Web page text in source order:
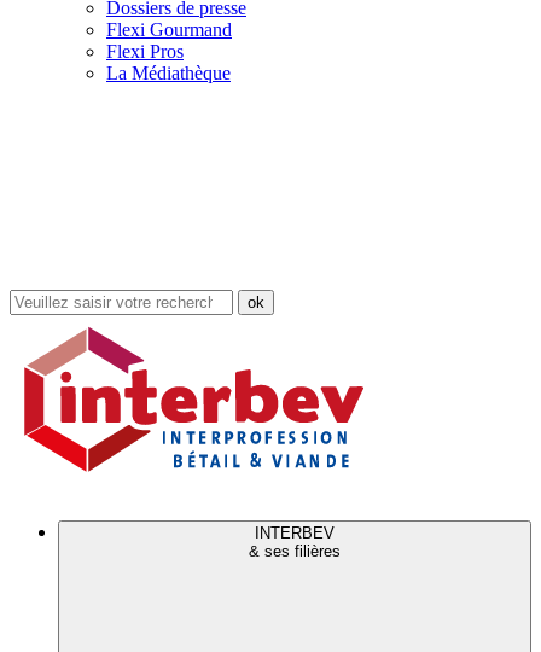
Dossiers de presse
Flexi Gourmand
Flexi Pros
La Médiathèque
Rechercher
dans
site
INTERBEV
& ses filières